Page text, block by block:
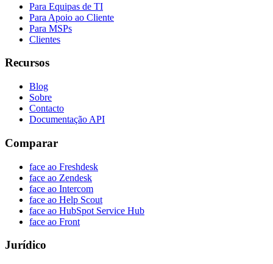
Para Equipas de TI
Para Apoio ao Cliente
Para MSPs
Clientes
Recursos
Blog
Sobre
Contacto
Documentação API
Comparar
face ao Freshdesk
face ao Zendesk
face ao Intercom
face ao Help Scout
face ao HubSpot Service Hub
face ao Front
Jurídico